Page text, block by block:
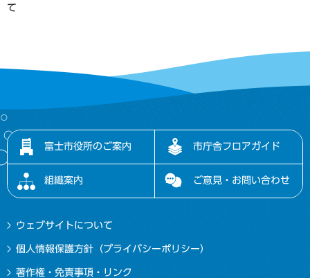
て
富士市役所のご案内 市庁舎フロアガイド
組織案内 ご意見・お問い合わせ
ウェブサイトについて
個人情報保護方針（プライバシーポリシー）
著作権・免責事項・リンク